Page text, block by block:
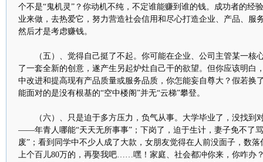
个不是“鬼机灵”？你动机不纯，不定谁能赚到谁的钱。成功者的经
业来做，去热爱它，努力营造社会信用和尽心打造企业、产品、服
然后才是考虑赚钱。
（五）、觉得自己挺了不起。你可能在企业、公司主管某一核
了一套全新的创意，遂产生另起炉灶自己干的欲望。但你应该明白
中改进和提高现有产品质量或服务品质，你怎能妄自尊大？假若换
能面对的是没有根基的“空中楼阁”并无“云梯”攀登。
（六）、只是迫于多方压力，负气从事。大学毕业了，没找到
——年青人哪能“天天无所事事”；下岗了，迫于生计，妻子免不了
废”；看到同学中不少人成了大款，女朋友觉得在人前没面子，数
上个百儿80万的，再娶我吧……嘿！家庭、社会都冲你来，你咋办